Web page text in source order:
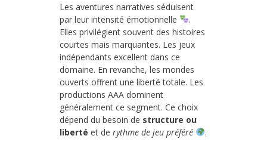
Les aventures narratives séduisent
par leur intensité émotionnelle
.
Elles privilégient souvent des histoires
courtes mais marquantes. Les jeux
indépendants excellent dans ce
domaine. En revanche, les mondes
ouverts offrent une liberté totale. Les
productions AAA dominent
généralement ce segment. Ce choix
dépend du besoin de structure ou
liberté et de rythme de jeu préféré
.